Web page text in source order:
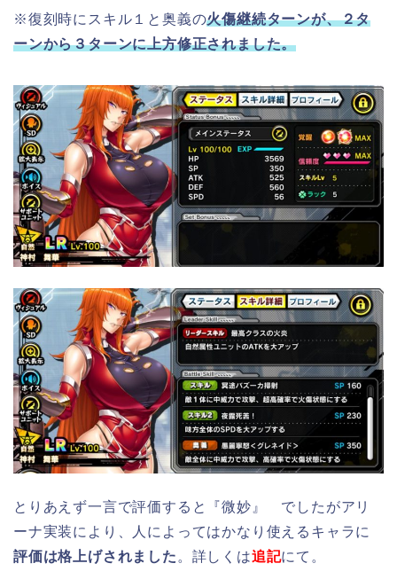
※復刻時にスキル１と奥義の火傷継続ターンが、２タ
ーンから３ターンに上方修正されました。
とりあえず一言で評価すると『微妙』 でしたがアリ
ーナ実装により、人によってはかなり使えるキャラに
評価は格上げされました 。詳しくは追記にて。